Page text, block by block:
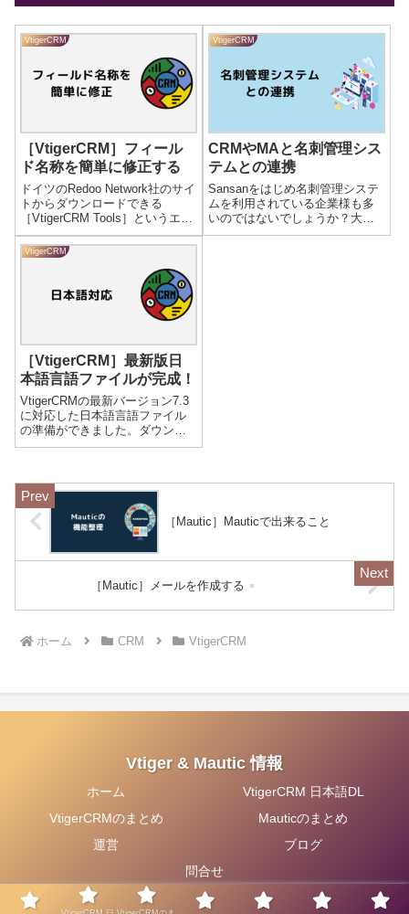
VtigerCRM
［VtigerCRM］フィール
ド名称を簡単に修正する
ドイツのRedoo Network社のサイ
トからダウンロードできる
［VtigerCRM Tools］というエク
ステンションを使うことで簡単
に日本語のフィールド名称を修
正することが可能となります。
では早速インストールして使っ
てみましょう！ダウ...
VtigerCRM
CRMやMAと名刺管理シス
テムとの連携
Sansanをはじめ名刺管理システ
ムを利用されている企業様も多
いのではないでしょうか？大手
の名刺管理システムはCRM・
VtigerCRM
［VtigerCRM］最新版日
本語言語ファイルが完成！
VtigerCRMの最新バージョン7.3
に対応した日本語言語ファイル
の準備ができました。ダウンロ
ードページより必要事項を記入
へ日本語言語ファイルのインス
トール方法ダウンロードが完了
する...
［Mautic］Mauticで出来ること
［Mautic］メールを作成する
ホーム CRM VtigerCRM
Vtiger & Mautic 情報
ホーム
VtigerCRM 日本語DL
VtigerCRMのまとめ
Mauticのまとめ
運営
ブログ
問合せ
© 2020 Vtiger & Mautic 情報.